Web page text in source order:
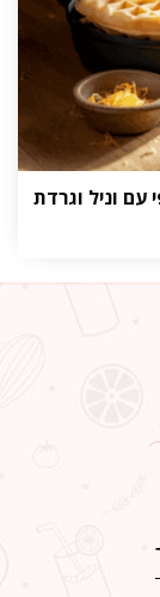
עם וניל וגרדת